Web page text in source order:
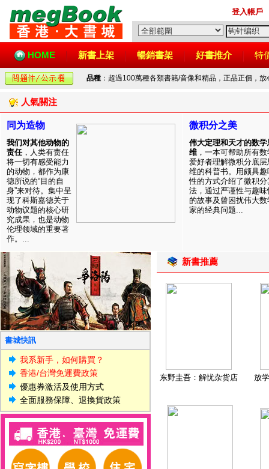
登入帳戶
HOME 新書上架 暢銷書架 好書推介 特
品種 ：超過100萬種各類書籍/音像和精品，正品正價，
人氣關注
同为造物
我们对其他动物的
责任，人类有责任
将一切有感受能力
的动物，都作为康
德所说的“目的自
身”来对待。集中呈
现了科斯嘉德关于
动物议题的核心研
究成果，也是动物
伦理领域的重要著
作。...
微积分之美
伟大定理和天才的数学
维 ，一本可帮助所有数
爱好者理解微积分底层
维的科普书。用颇具趣
性的方式介绍了微积分
法，通过严谨性与趣味
的故事及曾困扰伟大数
家的经典问题...
書城快訊
我系新手，如何購買？
香港/台灣免運費政策
優惠券激活及使用方式
全面服務保障、退換貨政策
新書推薦
东野圭吾：解忧杂货店 放